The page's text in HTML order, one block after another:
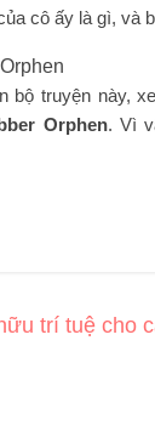
cô ấy là gì, và
bộ truyện này,
Orphen. Vì
trí tuệ cho